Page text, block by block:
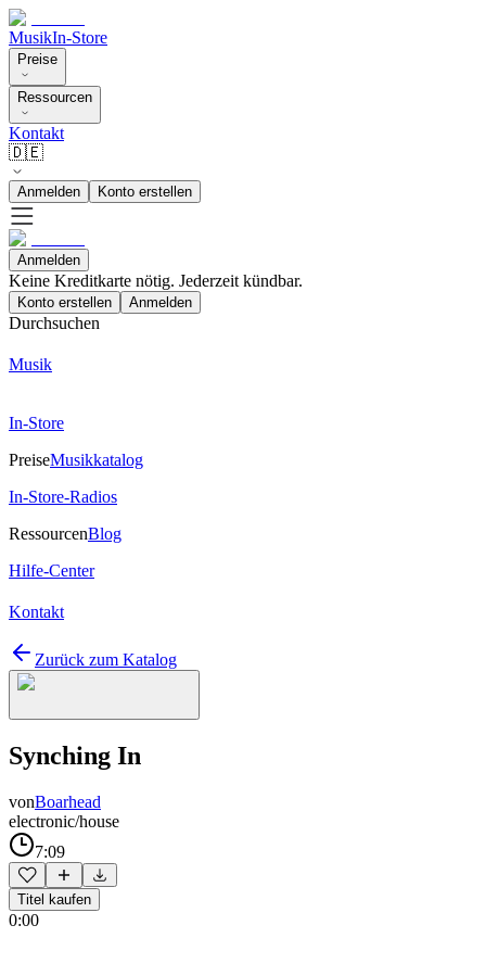
MusikIn-Store
Preise
Ressourcen
Kontakt
🇩🇪
Anmelden Konto erstellen
Anmelden
Keine Kreditkarte nötig. Jederzeit kündbar.
Konto erstellen Anmelden
Durchsuchen
Musik
In-Store
PreiseMusikkatalog
In-Store-Radios
RessourcenBlog
Hilfe-Center
Kontakt
Zurück zum Katalog
Synching In
vonBoarhead
electronic/house
7:09
Titel kaufen
0:00